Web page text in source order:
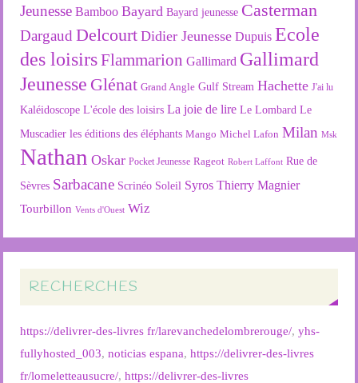
Jeunesse Bamboo Bayard Bayard jeunesse Casterman
Dargaud Delcourt Didier Jeunesse Dupuis Ecole
des loisirsFlammarion Gallimard Gallimard
Jeunesse Glénat Grand Angle Gulf Stream Hachette J'ai lu
Kaléidoscope L'école des loisirs La joie de lire Le Lombard Le
Muscadier les éditions des éléphants Mango Michel Lafon Milan Msk
Nathan Oskar Pocket Jeunesse Rageot Robert Laffont Rue de
Sèvres Sarbacane Scrinéo Soleil Syros Thierry Magnier
Tourbillon Vents d'Ouest Wiz
RECHERCHES
https://delivrer-des-livres fr/larevanchedelombrerouge/,yhs-
fullyhosted_003,noticias espana,https://delivrer-des-livres
fr/lomeletteausucre/,https://delivrer-des-livres